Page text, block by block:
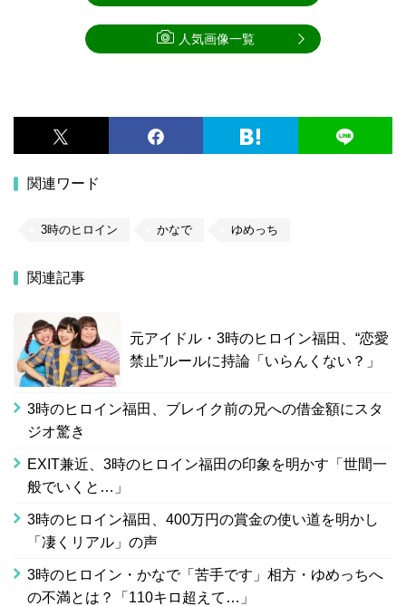
関連ワード
3時のヒロイン かなで ゆめっち
関連記事
元アイドル・3時のヒロイン福田、“恋愛
禁止”ルールに持論「いらんくない？」
3時のヒロイン福田、ブレイク前の兄への借金額にスタ
ジオ驚き
EXIT兼近、3時のヒロイン福田の印象を明かす「世間一
般でいくと…」
3時のヒロイン福田、400万円の賞金の使い道を明かし
「凄くリアル」の声
3時のヒロイン・かなで「苦手です」相方・ゆめっちへ
の不満とは？「110キロ超えて…」
人気画像一覧